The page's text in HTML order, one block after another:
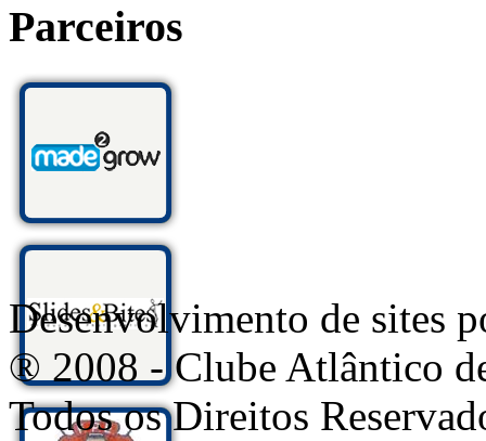
Parceiros
Desenvolvimento de sites
® 2008 - Clube Atlântico
Todos os Direitos